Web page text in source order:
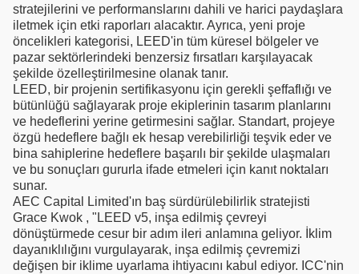
stratejilerini ve performanslarını dahili ve harici paydaşlara
iletmek için etki raporları alacaktır. Ayrıca, yeni proje
öncelikleri kategorisi, LEED'in tüm küresel bölgeler ve
pazar sektörlerindeki benzersiz fırsatları karşılayacak
şekilde özelleştirilmesine olanak tanır.
LEED, bir projenin sertifikasyonu için gerekli şeffaflığı ve
bütünlüğü sağlayarak proje ekiplerinin tasarım planlarını
ve hedeflerini yerine getirmesini sağlar. Standart, projeye
özgü hedeflere bağlı ek hesap verebilirliği teşvik eder ve
bina sahiplerine hedeflere başarılı bir şekilde ulaşmaları
ve bu sonuçları gururla ifade etmeleri için kanıt noktaları
sunar.
AEC Capital Limited'ın baş sürdürülebilirlik stratejisti
Grace Kwok , "LEED v5, inşa edilmiş çevreyi
dönüştürmede cesur bir adım ileri anlamına geliyor. İklim
dayanıklılığını vurgulayarak, inşa edilmiş çevremizi
değişen bir iklime uyarlama ihtiyacını kabul ediyor. ICC'nin